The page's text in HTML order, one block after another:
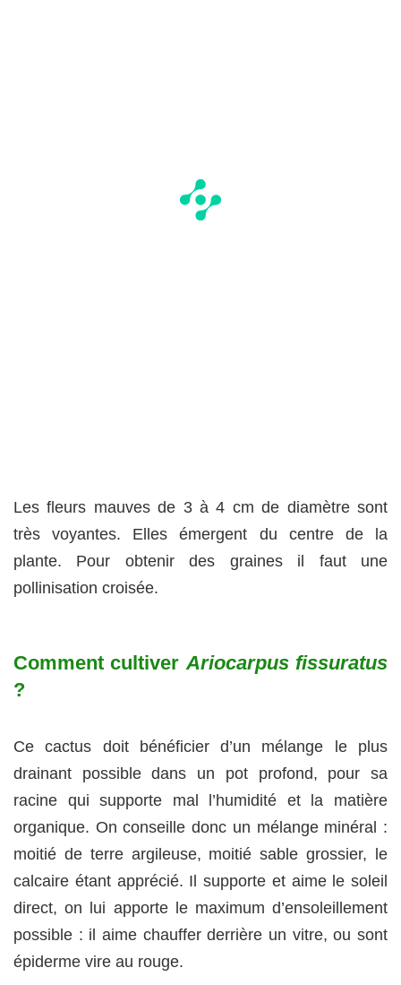
Les fleurs mauves de 3 à 4 cm de diamètre sont
très voyantes. Elles émergent du centre de la
plante. Pour obtenir des graines il faut une
pollinisation croisée.
Comment cultiverAriocarpus fissuratus
?
Ce cactus doit bénéficier d’un mélange le plus
drainant possible dans un pot profond, pour sa
racine qui supporte mal l’humidité et la matière
organique. On conseille donc un mélange minéral :
moitié de terre argileuse, moitié sable grossier, le
calcaire étant apprécié. Il supporte et aime le soleil
direct, on lui apporte le maximum d’ensoleillement
possible : il aime chauffer derrière un vitre, ou sont
épiderme vire au rouge.